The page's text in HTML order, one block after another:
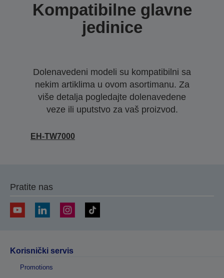
Kompatibilne glavne
jedinice
Dolenavedeni modeli su kompatibilni sa
nekim artiklima u ovom asortimanu. Za
više detalja pogledajte dolenavedene
veze ili uputstvo za vaš proizvod.
EH-TW7000
Pratite nas
Korisnički servis
Promotions